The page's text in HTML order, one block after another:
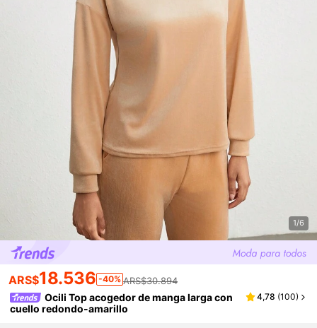
1/6
ARS$18.536 -40% ARS$30.894
Ocili Top acogedor de manga larga con
cuello redondo-amarillo
4,78 (100)